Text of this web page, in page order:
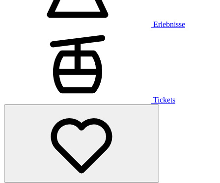
Erlebnisse
Tickets